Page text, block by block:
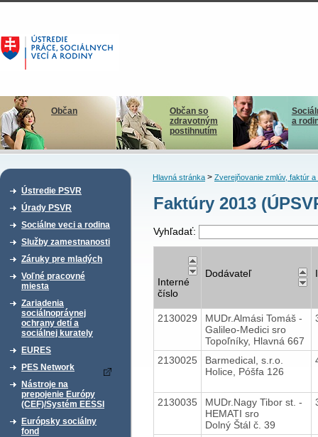
Občan
Občan so
zdravotným
postihnutím
a
Ústredie PSVR
Úrady PSVR
Sociálne veci a rodina
Služby zamestnanosti
Záruky pre mladých
Voľné pracovné
miesta
Zariadenia
sociálnoprávnej
ochrany detí a
sociálnej kurately
EURES
PES Network
Nástroje na
prepojenie Európy
(CEF)/Systém EESSI
Európsky sociálny
fond
Hlavná stránka> Zverejňovanie zmlúv, faktúr a
Faktúry 2013
Vyhľadať:
Interné
číslo
Dodávateľ
2130029
MUDr.Almási Tomáš -
Galileo-Medici sro
Topoľníky, Hlavná 667
2130025
Barmedical, s.r.o.
Holice, Póšfa 126
2130035
MUDr.Nagy Tibor st. -
HEMATI sro
Dolný Štál č. 39